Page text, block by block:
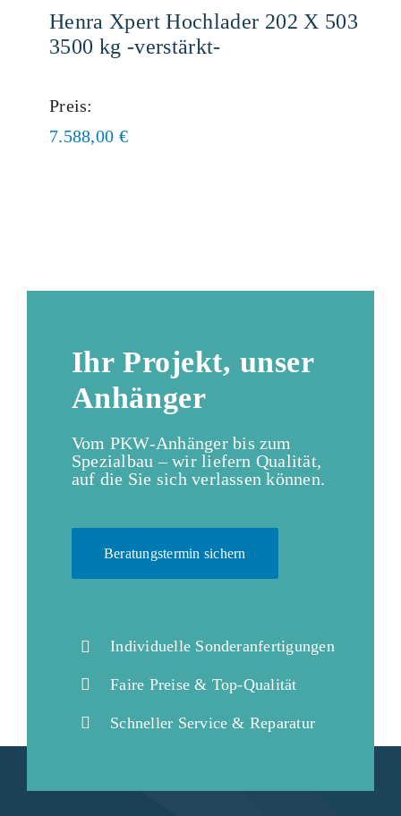
Henra Xpert Hochlader 202 X 503
3500 kg -verstärkt-
Preis:
7.588,00 €
Ihr Projekt, unser
Anhänger
Vom PKW-Anhänger bis zum
Spezialbau – wir liefern Qualität,
auf die Sie sich verlassen können.
Beratungstermin sichern
Individuelle Sonderanfertigungen
Faire Preise & Top-Qualität
Schneller Service & Reparatur